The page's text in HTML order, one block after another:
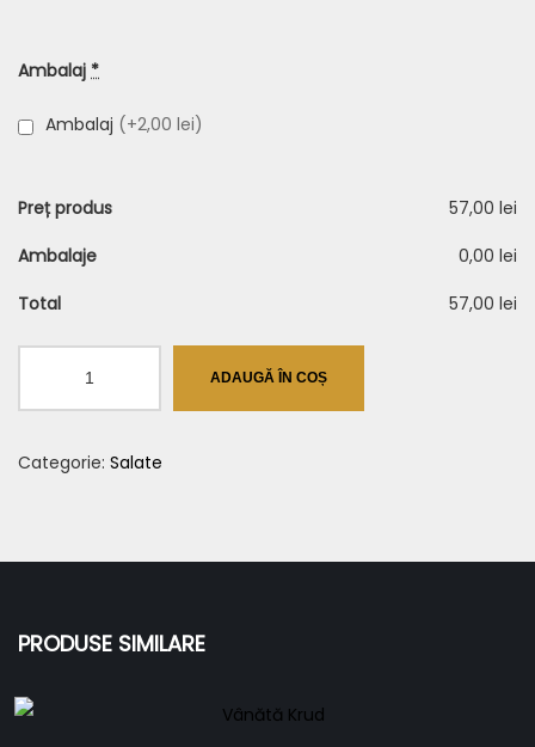
Ambalaj *
Ambalaj (+2,00 lei)
Preț produs
57,00 lei
Ambalaje
0,00 lei
Total
57,00 lei
ADAUGĂ ÎN COȘ
Categorie: Salate
PRODUSE SIMILARE